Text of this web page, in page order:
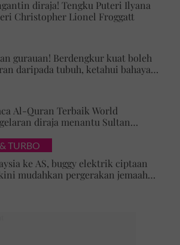
diraja! Tengku Puteri Ilyana
Christopher Lionel Froggatt
gurauan! Berdengkur kuat boleh
daripada tubuh, ketahui bahaya
Al-Quran Terbaik World
diraja menantu Sultan
TURBO
ke AS, buggy elektrik ciptaan
mudahkan pergerakan jemaah